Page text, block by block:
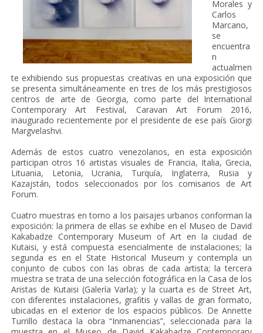
Morales y
Carlos
Marcano,
se
encuentra
n
actualmen
te exhibiendo sus propuestas creativas en una exposición que
se presenta simultáneamente en tres de los más prestigiosos
centros de arte de Georgia, como parte del International
Contemporary Art Festival, Caravan Art Forum 2016,
inaugurado recientemente por el presidente de ese país Giorgi
Margvelashvi.
Además de estos cuatro venezolanos, en esta exposición
participan otros 16 artistas visuales de Francia, Italia, Grecia,
Lituania, Letonia, Ucrania, Turquía, Inglaterra, Rusia y
Kazajstán, todos seleccionados por los comisarios de Art
Forum.
Cuatro muestras en torno a los paisajes urbanos conforman la
exposición: la primera de ellas se exhibe en el Museo de David
Kakabadze Contemporary Museum of Art en la ciudad de
Kutaisi, y está compuesta esencialmente de instalaciones; la
segunda es en el State Historical Museum y contempla un
conjunto de cubos con las obras de cada artista; la tercera
muestra se trata de una selección fotográfica en la Casa de los
Aristas de Kutaisi (Galería Varla); y la cuarta es de Street Art,
con diferentes instalaciones, grafitis y vallas de gran formato,
ubicadas en el exterior de los espacios públicos. De Annette
Turrillo destaca la obra “Inmanencias”, seleccionada para la